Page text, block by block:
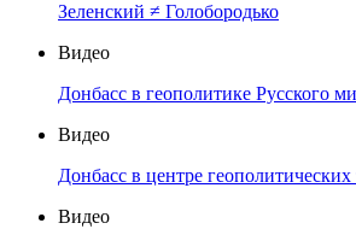
Зеленский ≠ Голобородько
Видео
Донбасс в геополитике Русского
Видео
Донбасс в центре
Видео